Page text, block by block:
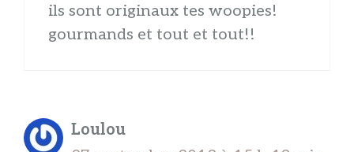
ils sont originaux tes woopies!
gourmands et tout et tout!!
Loulou